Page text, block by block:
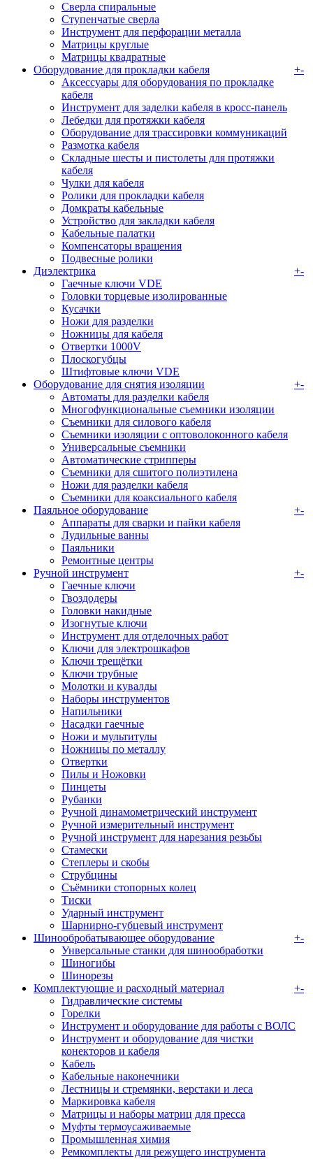
Сверла спиральные
Ступенчатые сверла
Инструмент для перфорации металла
Матрицы круглые
Матрицы квадратные
Оборудование для прокладки кабеля
+-
Аксессуары для оборудования по прокладке
кабеля
Инструмент для заделки кабеля в кросс-панель
Лебедки для протяжки кабеля
Оборудование для трассировки коммуникаций
Размотка кабеля
Складные шесты и пистолеты для протяжки
кабеля
Чулки для кабеля
Ролики для прокладки кабеля
Домкраты кабельные
Устройство для закладки кабеля
Кабельные палатки
Компенсаторы вращения
Подвесные ролики
Диэлектрика
+-
Гаечные ключи VDE
Головки торцевые изолированные
Кусачки
Ножи для разделки
Ножницы для кабеля
Отвертки 1000V
Плоскогубцы
Штифтовые ключи VDE
Оборудование для снятия изоляции
+-
Автоматы для разделки кабеля
Многофункциональные съемники изоляции
Съемники для силового кабеля
Съемники изоляции с оптоволоконного кабеля
Универсальные съемники
Автоматические стрипперы
Съемники для сшитого полиэтилена
Ножи для разделки кабеля
Съемники для коаксиального кабеля
Паяльное оборудование
+-
Аппараты для сварки и пайки кабеля
Лудильные ванны
Паяльники
Ремонтные центры
Ручной инструмент
+-
Гаечные ключи
Гвоздодеры
Головки накидные
Изогнутые ключи
Инструмент для отделочных работ
Ключи для электрошкафов
Ключи трещётки
Ключи трубные
Молотки и кувалды
Наборы инструментов
Напильники
Насадки гаечные
Ножи и мультитулы
Ножницы по металлу
Отвертки
Пилы и Ножовки
Пинцеты
Рубанки
Ручной динамометрический инструмент
Ручной измерительный инструмент
Ручной инструмент для нарезания резьбы
Стамески
Степлеры и скобы
Струбцины
Съёмники стопорных колец
Тиски
Ударный инструмент
Шарнирно-губцевый инструмент
Шинообробатывающее оборудование
+-
Унверсальные станки для шинообработки
Шиногибы
Шинорезы
Комплектующие и расходный материал
+-
Гидравлические системы
Горелки
Инструмент и оборудование для работы с ВОЛС
Инструмент и оборудование для чистки
конекторов и кабеля
Кабель
Кабельные наконечники
Лестницы и стремянки, верстаки и леса
Маркировка кабеля
Матрицы и наборы матриц для пресса
Муфты термоусаживаемые
Промышленная химия
Ремкомплекты для режущего инструмента